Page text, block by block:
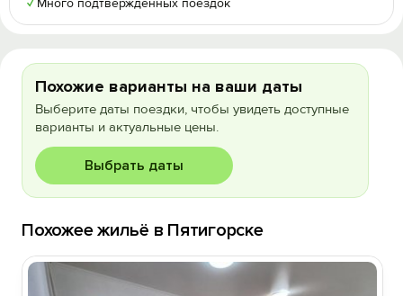
✓ Много подтвержденных поездок
Похожие варианты на ваши даты
Выберите даты поездки, чтобы увидеть доступные
варианты и актуальные цены.
Выбрать даты
Похожее жильё в Пятигорске